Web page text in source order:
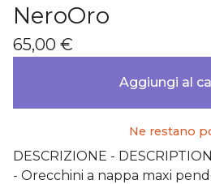
NeroOro
65,00 €
Aggiungi al
Ne restano
DESCRIZIONE - DESCRIPTION
- Orecchini a nappa maxi